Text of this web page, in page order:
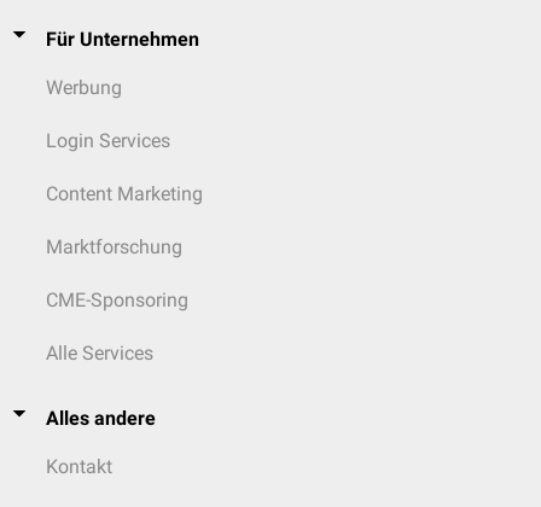
Für Unternehmen
Werbung
Login Services
Content Marketing
Marktforschung
CME-Sponsoring
Alle Services
Alles andere
Kontakt